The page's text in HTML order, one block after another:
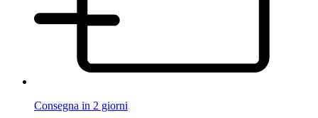
Consegna in 2 giorni